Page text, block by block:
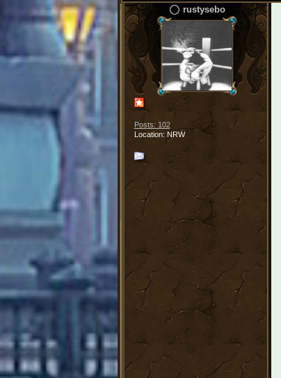
rustysebo
Posts: 102
Location: NRW